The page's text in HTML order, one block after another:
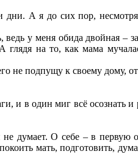
дни. А я до сих пор,
у меня обида двойная –
на то, как мама
не подпущу к своему дому,
в один миг всё осознать и
думает. О себе – в первую
мать, подготовить,